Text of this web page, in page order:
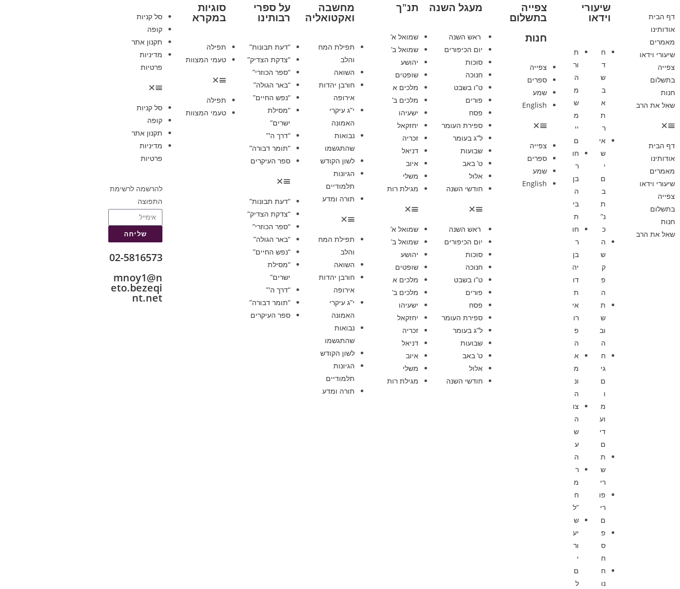
דף הבית
אודותינו
מאמרים
שיעורי וידאו
צפייה
בתשלום
חנות
שאל את הרב
דף הבית
אודותינו
מאמרים
שיעורי וידאו
צפייה
בתשלום
חנות
שאל את הרב
שיעורי
וידאו
ח
ד
ש
ב
א
ת
ר
אי
ש
י
ם
ב
ת
נ”
כ
ה
ש
ק
פ
ה
ת
ש
וב
ה
ח
גי
ם
ו
מ
וע
די
ם
ת
ש
רי
פו
רי
ם
פ
ס
ח
ח
נו
ת
ור
ה
מ
ש
מ
יי
ם
חו
ר
בן
ה
בי
ת
חו
ר
בן
יה
דו
ת
אי
רו
פ
ה
א
מ
ונ
ה
צו
ה
ש
ע
ה
ר
מ
ח
”ל
ש
יע
ור
י
ם
ל
צפייה
בתשלום
חנות
צפייה
ספרים
שמע
English
צפייה
ספרים
שמע
English
מעגל השנה
ראש השנה
יום הכיפורים
סוכות
חנוכה
ט”ו בשבט
פורים
פסח
ספירת העומר
ל”ג בעומר
שבועות
ט’ באב
אלול
חודשי השנה
ראש השנה
יום הכיפורים
סוכות
חנוכה
ט”ו בשבט
פורים
פסח
ספירת העומר
ל”ג בעומר
שבועות
ט’ באב
אלול
חודשי השנה
תנ"ך
שמואל א’
שמואל ב’
יהושע
שופטים
מלכים א
מלכים ב’
ישעיהו
יחזקאל
זכריה
דניאל
איוב
משלי
מגילת רות
שמואל א’
שמואל ב’
יהושע
שופטים
מלכים א
מלכים ב’
ישעיהו
יחזקאל
זכריה
דניאל
איוב
משלי
מגילת רות
מחשבה
ואקטואליה
תפילת המח
והלב
השואה
חורבן יהדות
אירופה
י”ג עיקרי
האמונה
נבואות
שהתגשמו
לשון הקודש
הגיונות
תלמודיים
תורה ומדע
תפילת המח
והלב
השואה
חורבן יהדות
אירופה
י”ג עיקרי
האמונה
נבואות
שהתגשמו
לשון הקודש
הגיונות
תלמודיים
תורה ומדע
על ספרי
רבותינו
“דעת תבונות”
“צדקת הצדיק”
“ספר הכוזרי”
“באר הגולה”
“נפש החיים”
“מסילת
ישרים”
“דרך ה'”
“תומר דבורה”
ספר העיקרים
“דעת תבונות”
“צדקת הצדיק”
“ספר הכוזרי”
“באר הגולה”
“נפש החיים”
“מסילת
ישרים”
“דרך ה'”
“תומר דבורה”
ספר העיקרים
סוגיות
במקרא
תפילה
טעמי המצוות
תפילה
טעמי המצוות
סל קניות
קופה
תקנון אתר
מדיניות
פרטיות
סל קניות
קופה
תקנון אתר
מדיניות
פרטיות
להרשמה לרשימת
התפוצה
שליחה
02-5816573
mnoy1@n
eto.bezeqi
nt.net